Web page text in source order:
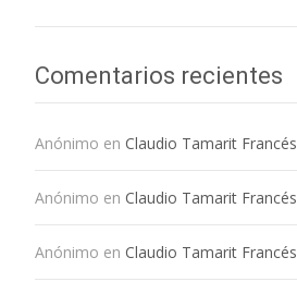
Comentarios recientes
Anónimo en Claudio Tamarit Francés
Anónimo en Claudio Tamarit Francés
Anónimo en Claudio Tamarit Francés